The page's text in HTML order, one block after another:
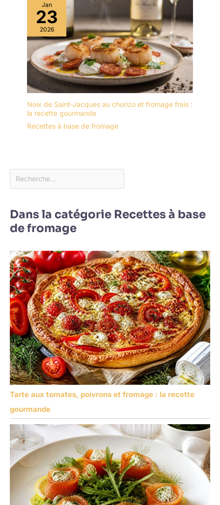
Jan
23
2026
Noix de Saint-Jacques au chorizo et fromage frais :
la recette gourmande
Recettes à base de fromage
Dans la catégorie Recettes à base
de fromage
Tarte aux tomates, poivrons et fromage : la recette
gourmande